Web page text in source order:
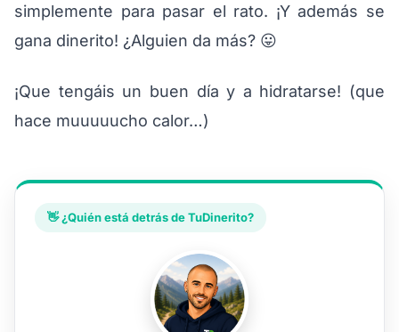
simplemente para pasar el rato. ¡Y además se
gana dinerito! ¿Alguien da más? 😛
¡Que tengáis un buen día y a hidratarse! (que
hace muuuuucho calor…)
👋 ¿Quién está detrás de TuDinerito?